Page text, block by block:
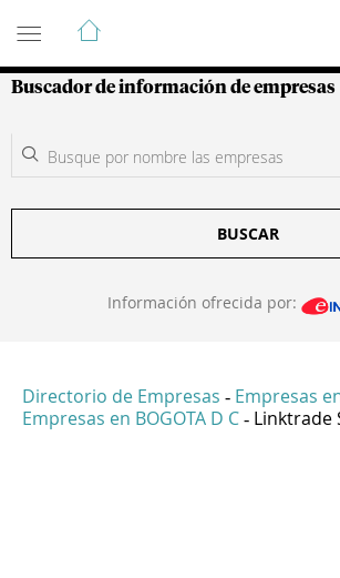
Guía de Empresas
Buscador de información de empresas
BUSCAR
Información ofrecida por:
Directorio de Empresas - Empresas
Empresas en BOGOTA D C - Linktrade